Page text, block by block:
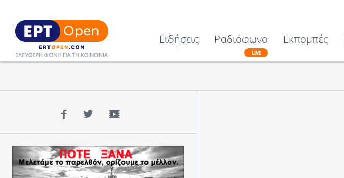
Ειδήσεις Ραδιόφωνο
LIVE
Εκπομπές
Facebook
TwitterYouTube